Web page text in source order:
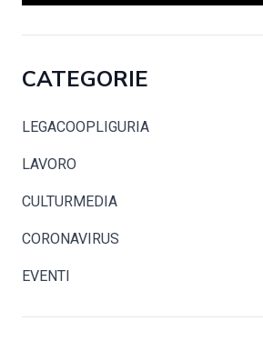
CATEGORIE
LEGACOOPLIGURIA
LAVORO
CULTURMEDIA
CORONAVIRUS
EVENTI